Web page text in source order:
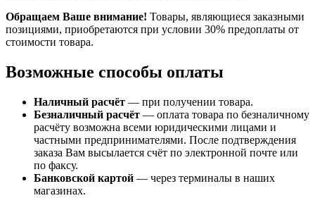
Обращаем Ваше внимание! Товары, являющиеся заказными
позициями, приобретаются при условии 30% предоплаты от
стоимости товара.
Возможные способы оплаты
Наличный расчёт — при получении товара.
Безналичный расчёт — оплата товара по безналичному
расчёту возможна всеми юридическими лицами и
частными предпринимателями. После подтверждения
заказа Вам высылается счёт по электронной почте или
по факсу.
Банковской картой — через терминалы в наших
магазинах.